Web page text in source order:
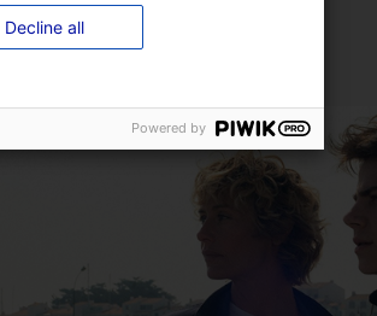
Decline all
Powered by